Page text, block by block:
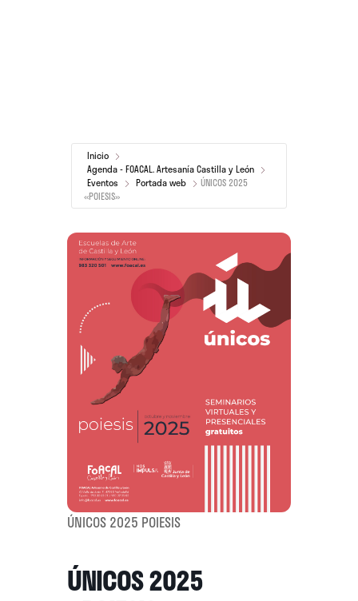
Inicio
Agenda - FOACAL. Artesanía Castilla y León
Eventos
Portada web
ÚNICOS 2025
«POIESIS»
ÚNICOS 2025 POIESIS
ÚNICOS 2025